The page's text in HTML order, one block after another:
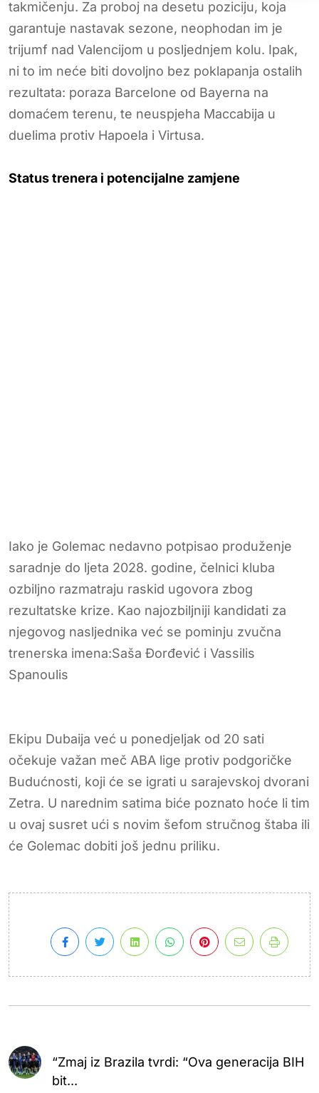
takmičenju. Za proboj na desetu poziciju, koja
garantuje nastavak sezone, neophodan im je
trijumf nad Valencijom u posljednjem kolu. Ipak,
ni to im neće biti dovoljno bez poklapanja ostalih
rezultata: poraza Barcelone od Bayerna na
domaćem terenu, te neuspjeha Maccabija u
duelima protiv Hapoela i Virtusa.
Status trenera i potencijalne zamjene
Iako je Golemac nedavno potpisao produženje
saradnje do ljeta 2028. godine, čelnici kluba
ozbiljno razmatraju raskid ugovora zbog
rezultatske krize. Kao najozbiljniji kandidati za
njegovog nasljednika već se pominju zvučna
trenerska imena:Saša Đorđević i Vassilis
Spanoulis
Ekipu Dubaija već u ponedjeljak od 20 sati
očekuje važan meč ABA lige protiv podgoričke
Budućnosti, koji će se igrati u sarajevskoj dvorani
Zetra. U narednim satima biće poznato hoće li tim
u ovaj susret ući s novim šefom stručnog štaba ili
će Golemac dobiti još jednu priliku.
“Zmaj iz Brazila tvrdi: “Ova generacija BIH
bit...